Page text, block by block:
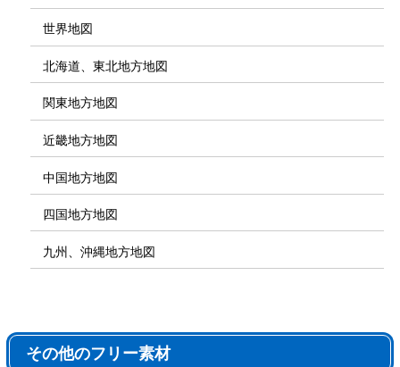
世界地図
北海道、東北地方地図
関東地方地図
近畿地方地図
中国地方地図
四国地方地図
九州、沖縄地方地図
その他のフリー素材